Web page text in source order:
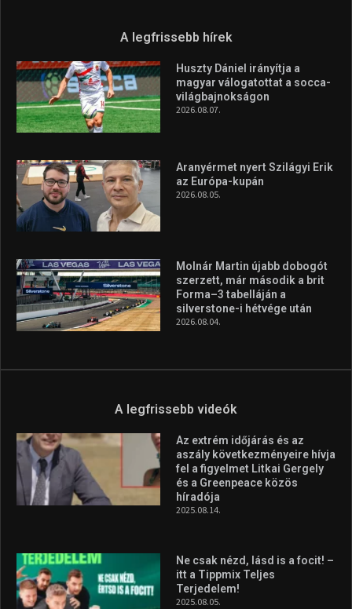
A legfrissebb hírek
Huszty Dániel irányítja a
magyar válogatottat a socca-
világbajnokságon
2026.08.07.
Aranyérmet nyert Szilágyi Erik
az Európa-kupán
2026.08.05.
Molnár Martin újabb dobogót
szerzett, már második a brit
Forma–3 tabelláján a
silverstone-i hétvége után
2026.08.04.
A legfrissebb videók
Az extrém időjárás és az
aszály következményeire hívja
fel a figyelmet Litkai Gergely
és a Greenpeace közös
híradója
2025.08.14.
Ne csak nézd, lásd is a focit! –
itt a Tippmix Teljes
Terjedelem!
2025.08.05.